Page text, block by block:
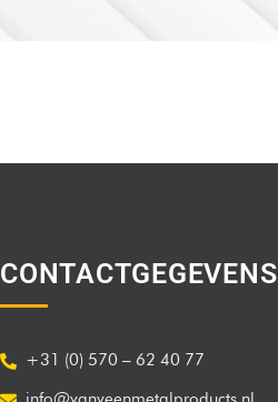
CONTACTGEGEVENS
+31 (0) 570 – 62 40 77